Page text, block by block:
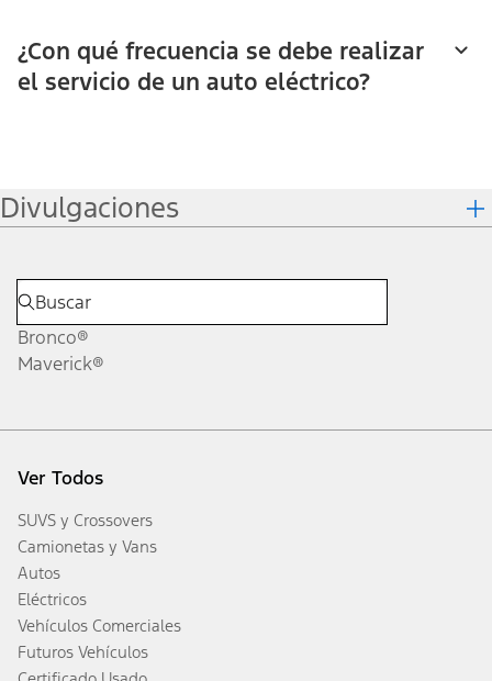
¿Con qué frecuencia se debe realizar
el servicio de un auto eléctrico?​​​​​​​
Divulgaciones
Bronco®
Maverick®
Ver Todos
SUVS y Crossovers
Camionetas y Vans
Autos
Eléctricos
Vehículos Comerciales
Futuros Vehículos